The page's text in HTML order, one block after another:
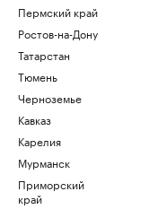
Пермский край
Ростов-на-Дону
Татарстан
Тюмень
Черноземье
Кавказ
Карелия
Мурманск
Приморский
край